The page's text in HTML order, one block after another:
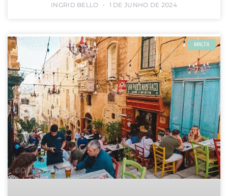
INGRID BELLO 1 DE JUNHO DE 2024
MALTA